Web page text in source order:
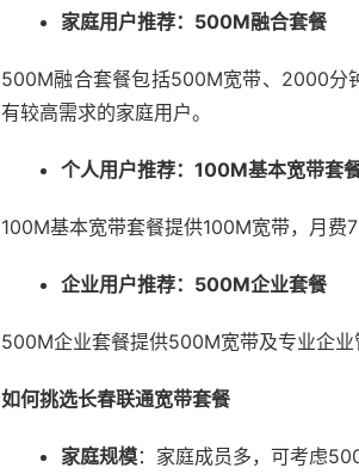
家庭用户推荐：500M融合套餐
500M融合套餐包括500M宽带、2000分
有较高需求的家庭用户。
个人用户推荐：100M基本宽带套
100M基本宽带套餐提供100M宽带，月费
企业用户推荐：500M企业套餐
500M企业套餐提供500M宽带及专业企业
如何挑选长春联通宽带套餐
家庭规模：家庭成员多，可考虑